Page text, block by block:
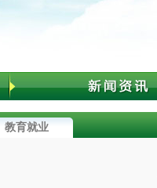
教育就业